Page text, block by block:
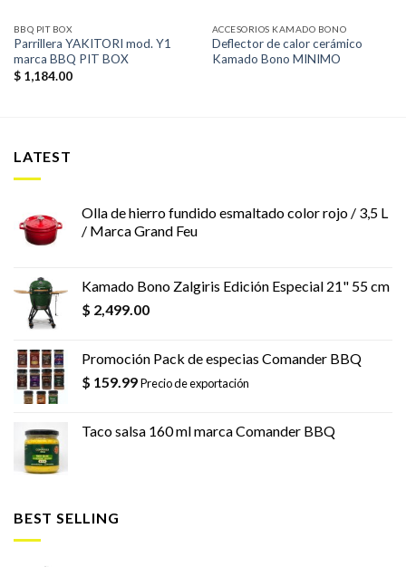
BBQ PIT BOX
Parrillera YAKITORI mod. Y1
marca BBQ PIT BOX
$1,184.00
ACCESORIOS KAMADO BONO
Deflector de calor cerámico
Kamado Bono MINIMO
LATEST
Olla de hierro fundido esmaltado color rojo / 3,5 L
/ Marca Grand Feu
Kamado Bono Zalgiris Edición Especial 21" 55 cm
$ 2,499.00
Promoción Pack de especias Comander BBQ
$ 159.99Precio de exportación
Taco salsa 160 ml marca Comander BBQ
BEST SELLING